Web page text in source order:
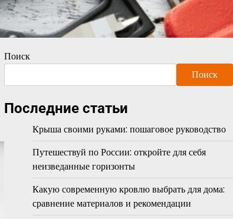
Поиск
Поиск
Последние статьи
Крыша своими руками: пошаговое руководство
Путешествуй по России: откройте для себя
неизведанные горизонты
Какую современную кровлю выбрать для дома:
сравнение материалов и рекомендации